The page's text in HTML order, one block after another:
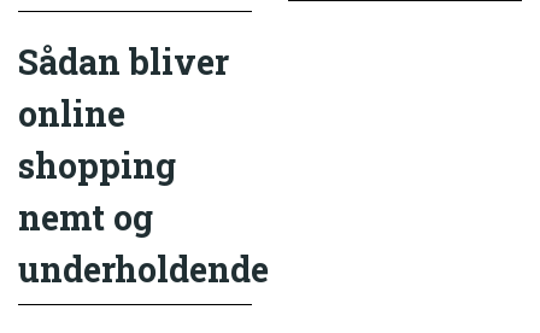
Sådan bliver
online
shopping
nemt og
underholdende